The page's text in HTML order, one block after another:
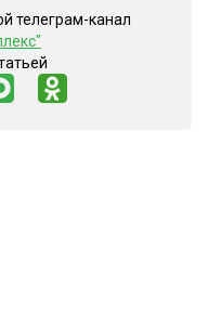
телеграм-канал